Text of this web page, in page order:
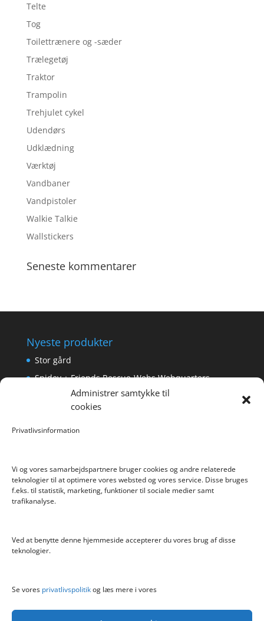
Administrer samtykke til
cookies
Privatlivsinformation
Vi og vores samarbejdspartnere bruger cookies og andre relaterede
teknologier til at optimere vores websted og vores service. Disse bruges
f.eks. til statistik, marketing, funktioner til sociale medier samt
trafikanalyse.
Ved at benytte denne hjemmeside accepterer du vores brug af disse
teknologier.
Se vores privatlivspolitikog læs mere i vores
Telte
Tog
Toilettrænere og -sæder
Trælegetøj
Traktor
Trampolin
Trehjulet cykel
Udendørs
Udklædning
Værktøj
Vandbaner
Vandpistoler
Walkie Talkie
Wallstickers
Seneste kommentarer
Nyeste produkter
Stor gård
Spidey + Friends Rescue-Webs Webquarters
Forlængerkabel til håndkontrol 2×2 m.
Pokemon Skoletaske med 4 Dele
Hyggeligt fehjem med gyldent enhjørning
Info
Kontakt
Privatlivspolitik